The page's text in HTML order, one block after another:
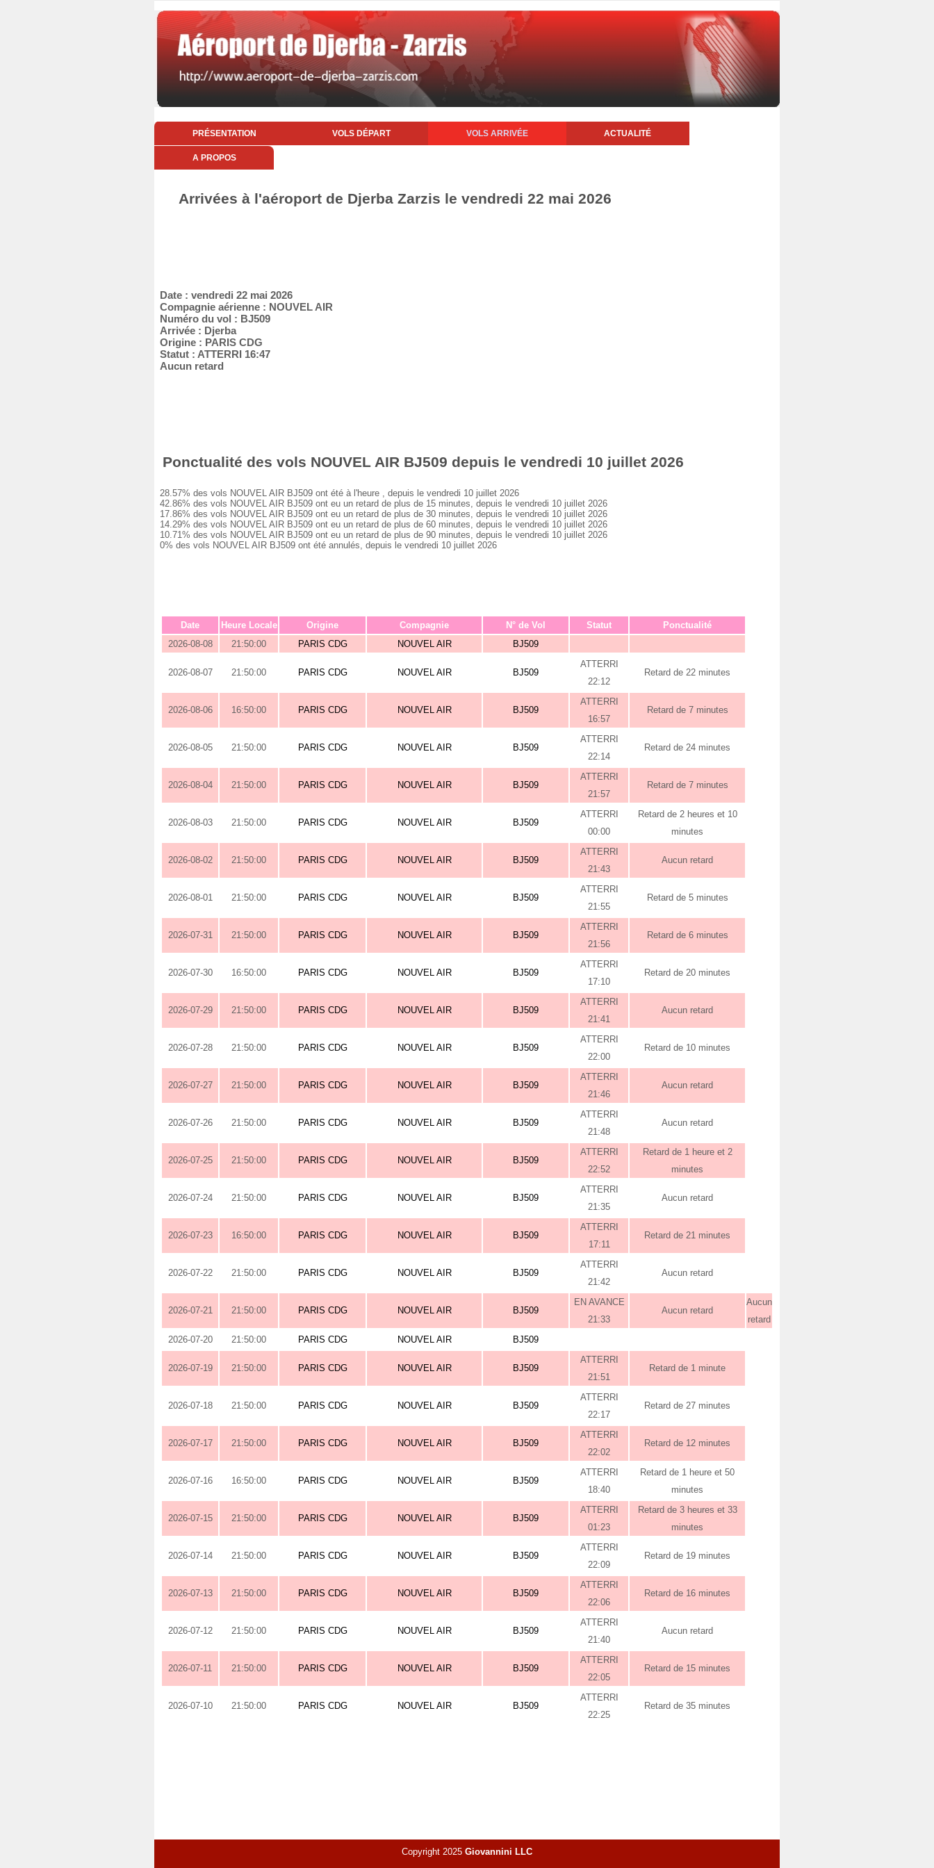
PRÉSENTATION VOLS DÉPART VOLS ARRIVÉE ACTUALITÉ
A PROPOS
Arrivées à l'aéroport de Djerba Zarzis le vendredi 22 mai 2026
Date : vendredi 22 mai 2026
Compagnie aérienne : NOUVEL AIR
Numéro du vol : BJ509
Arrivée : Djerba
Origine : PARIS CDG
Statut : ATTERRI 16:47
Aucun retard
Ponctualité des vols NOUVEL AIR BJ509 depuis le vendredi 10 juillet 2026
28.57% des vols NOUVEL AIR BJ509 ont été à l'heure , depuis le vendredi 10 juillet 2026
42.86% des vols NOUVEL AIR BJ509 ont eu un retard de plus de 15 minutes, depuis le vendredi 10 juillet 2026
17.86% des vols NOUVEL AIR BJ509 ont eu un retard de plus de 30 minutes, depuis le vendredi 10 juillet 2026
14.29% des vols NOUVEL AIR BJ509 ont eu un retard de plus de 60 minutes, depuis le vendredi 10 juillet 2026
10.71% des vols NOUVEL AIR BJ509 ont eu un retard de plus de 90 minutes, depuis le vendredi 10 juillet 2026
0% des vols NOUVEL AIR BJ509 ont été annulés, depuis le vendredi 10 juillet 2026
Date Heure Locale Origine Compagnie N° de Vol Statut
Ponctualité
2026-08-08
21:50:00 PARIS CDG NOUVEL AIR BJ509
2026-08-07 21:50:00 PARIS CDG NOUVEL AIR BJ509
ATTERRI
22:12
Retard de 22 minutes
2026-08-06 16:50:00 PARIS CDG NOUVEL AIR BJ509
ATTERRI
16:57
Retard de 7 minutes
2026-08-05 21:50:00 PARIS CDG NOUVEL AIR BJ509
ATTERRI
22:14
Retard de 24 minutes
2026-08-04 21:50:00 PARIS CDG NOUVEL AIR BJ509
ATTERRI
21:57
Retard de 7 minutes
2026-08-03 21:50:00 PARIS CDG NOUVEL AIR BJ509
ATTERRI
00:00
Retard de 2 heures et 10
minutes
2026-08-02 21:50:00 PARIS CDG NOUVEL AIR BJ509
ATTERRI
21:43
Aucun retard
2026-08-01 21:50:00 PARIS CDG NOUVEL AIR BJ509
ATTERRI
21:55
Retard de 5 minutes
2026-07-31 21:50:00 PARIS CDG NOUVEL AIR BJ509
ATTERRI
21:56
Retard de 6 minutes
2026-07-30 16:50:00 PARIS CDG NOUVEL AIR BJ509
ATTERRI
17:10
Retard de 20 minutes
2026-07-29 21:50:00 PARIS CDG NOUVEL AIR BJ509
ATTERRI
21:41
Aucun retard
2026-07-28 21:50:00 PARIS CDG NOUVEL AIR BJ509
ATTERRI
22:00
Retard de 10 minutes
2026-07-27 21:50:00 PARIS CDG NOUVEL AIR BJ509
ATTERRI
21:46
Aucun retard
2026-07-26 21:50:00 PARIS CDG NOUVEL AIR BJ509
ATTERRI
21:48
Aucun retard
2026-07-25 21:50:00 PARIS CDG NOUVEL AIR BJ509
ATTERRI
22:52
Retard de 1 heure et 2
minutes
2026-07-24 21:50:00 PARIS CDG NOUVEL AIR BJ509
ATTERRI
21:35
Aucun retard
2026-07-23 16:50:00 PARIS CDG NOUVEL AIR BJ509
ATTERRI
17:11
Retard de 21 minutes
2026-07-22 21:50:00 PARIS CDG NOUVEL AIR BJ509
ATTERRI
21:42
Aucun retard
2026-07-21 21:50:00 PARIS CDG NOUVEL AIR BJ509
EN AVANCE
21:33
Aucun retard
Aucun
retard
2026-07-20
21:50:00 PARIS CDG NOUVEL AIR BJ509
2026-07-19 21:50:00 PARIS CDG NOUVEL AIR BJ509
ATTERRI
21:51
Retard de 1 minute
2026-07-18 21:50:00 PARIS CDG NOUVEL AIR BJ509
ATTERRI
22:17
Retard de 27 minutes
2026-07-17 21:50:00 PARIS CDG NOUVEL AIR BJ509
ATTERRI
22:02
Retard de 12 minutes
2026-07-16 16:50:00 PARIS CDG NOUVEL AIR BJ509
ATTERRI
18:40
Retard de 1 heure et 50
minutes
2026-07-15 21:50:00 PARIS CDG NOUVEL AIR BJ509
ATTERRI
01:23
Retard de 3 heures et 33
minutes
2026-07-14 21:50:00 PARIS CDG NOUVEL AIR BJ509
ATTERRI
22:09
Retard de 19 minutes
2026-07-13 21:50:00 PARIS CDG NOUVEL AIR BJ509
ATTERRI
22:06
Retard de 16 minutes
2026-07-12 21:50:00 PARIS CDG NOUVEL AIR BJ509
ATTERRI
21:40
Aucun retard
2026-07-11 21:50:00 PARIS CDG NOUVEL AIR BJ509
ATTERRI
22:05
Retard de 15 minutes
2026-07-10 21:50:00 PARIS CDG NOUVEL AIR BJ509
ATTERRI
22:25
Retard de 35 minutes
Copyright 2025 Giovannini LLC